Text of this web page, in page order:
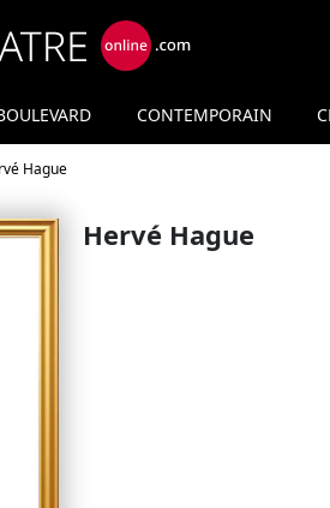
CONTEMPORAIN
Hague
Hervé Hague